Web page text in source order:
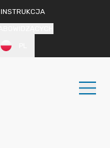
INSTRUKCJA